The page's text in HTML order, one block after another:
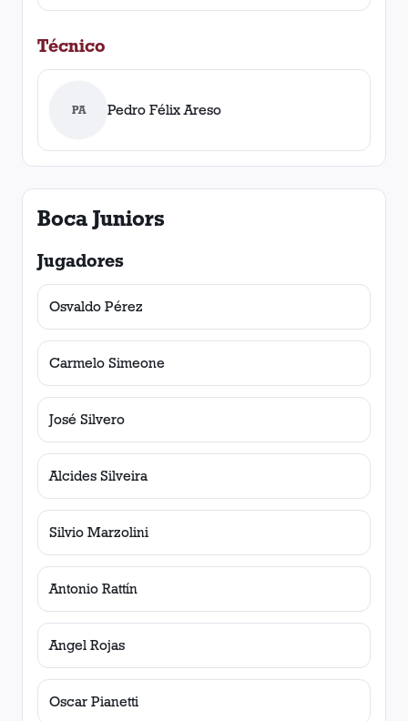
Técnico
PA Pedro Félix Areso
Boca Juniors
Jugadores
Osvaldo Pérez
Carmelo Simeone
José Silvero
Alcides Silveira
Silvio Marzolini
Antonio Rattín
Angel Rojas
Oscar Pianetti